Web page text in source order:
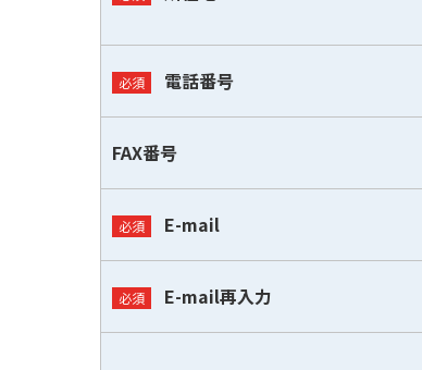
電話番号
FAX番号
E-mail
E-mail再入力